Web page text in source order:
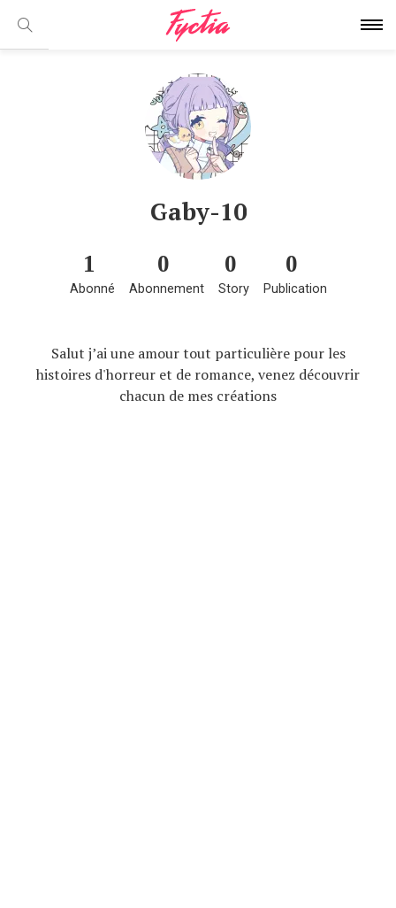
Gaby-10
1
Abonné
0
Abonnement
0
Story
0
Publication
Salut j’ai une amour tout particulière pour les
histoires d'horreur et de romance, venez découvrir
chacun de mes créations